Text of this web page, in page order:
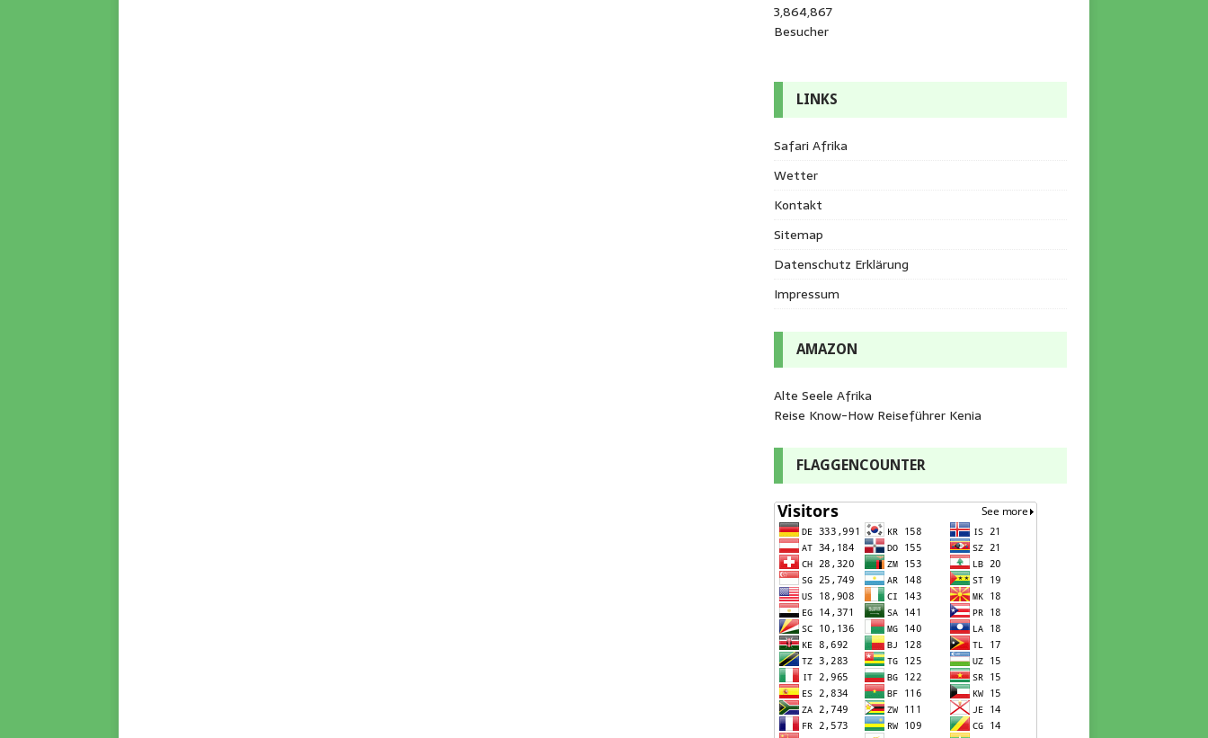
3,864,867
Besucher
LINKS
Safari Afrika
Wetter
Kontakt
Sitemap
Datenschutz Erklärung
Impressum
AMAZON
Alte Seele Afrika
Reise Know-How Reiseführer Kenia
FLAGGENCOUNTER